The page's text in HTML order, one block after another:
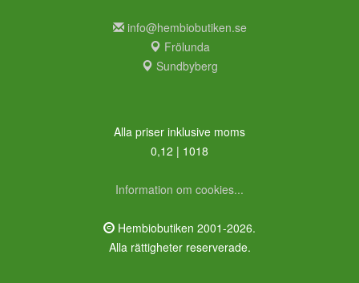
info@hembiobutiken.se
Frölunda
Sundbyberg
Alla priser inklusive moms
0,12 | 1018
Information om cookies...
Hembiobutiken 2001-2026.
Alla rättigheter reserverade.